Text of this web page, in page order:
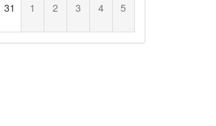
31 1 2 3 4 5